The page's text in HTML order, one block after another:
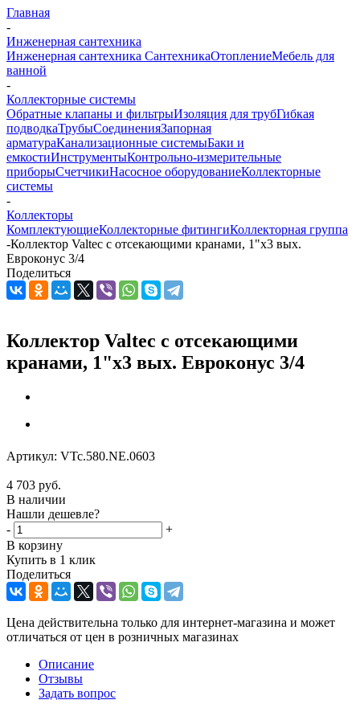
Главная
-
Инженерная сантехника
Инженерная сантехника СантехникаОтоплениеМебель для
ванной
-
Коллекторные системы
Обратные клапаны и фильтрыИзоляция для трубГибкая
подводкаТрубыСоединенияЗапорная
арматураКанализационные системыБаки и
емкостиИнструментыКонтрольно-измерительные
приборыСчетчикиНасосное оборудованиеКоллекторные
системы
-
Коллекторы
КомплектующиеКоллекторные фитингиКоллекторная группа
-Коллектор Valtec с отсекающими кранами, 1"х3 вых.
Евроконус 3/4
Поделиться
Коллектор Valtec с отсекающими
кранами, 1"х3 вых. Евроконус 3/4
Артикул: VTc.580.NE.0603
4 703 руб.
В наличии
Нашли дешевле?
-
+
В корзину
Купить в 1 клик
Поделиться
Цена действительна только для интернет-магазина и может
отличаться от цен в розничных магазинах
Описание
Отзывы
Задать вопрос